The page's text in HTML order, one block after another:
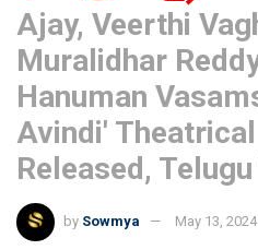
Ajay, Veerthi
Muralidhar
Hanuman
Avindi'
Released,
by Sowmya May 13, 2024